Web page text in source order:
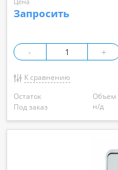
Запросить
- +
К сравнению
Остаток
Под заказ
Объем
н/д